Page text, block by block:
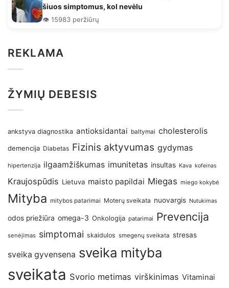
šiuos simptomus, kol nevėlu
👁️ 15983 peržiūrų
REKLAMA
ŽYMIŲ DEBESIS
ankstyva diagnostika antioksidantai baltymai cholesterolis
demencija Diabetas Fizinis aktyvumas gydymas
hipertenzija ilgaamžiškumas imunitetas insultas Kava kofeinas
Kraujospūdis Lietuva maisto papildai Miegas miego kokybė
Mityba mitybos patarimai Moterų sveikata nuovargis Nutukimas
odos priežiūra omega-3 Onkologija patarimai Prevencija
senėjimas simptomai skaidulos smegenų sveikata stresas
sveika gyvensena sveika mityba
sveikata Svorio metimas virškinimas Vitaminai